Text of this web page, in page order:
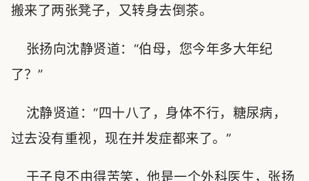
搬来了两张凳子，又转身去倒茶。
张扬向沈静贤道：“伯母，您今年多大年纪
了？”
沈静贤道：“四十八了，身体不行，糖尿病，
过去没有重视，现在并发症都来了。”
于子良不由得苦笑，他是一个外科医生，张扬